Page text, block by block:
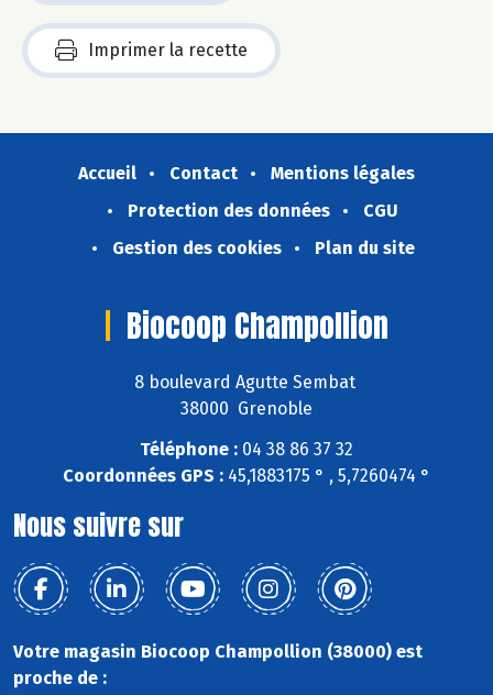
Imprimer la recette
Accueil Contact
Mentions légales
Protection des données
CGU
Gestion des cookies
Plan du site
Biocoop Champollion
8 boulevard Agutte Sembat
38000 Grenoble
Téléphone : 04 38 86 37 32
Coordonnées GPS : 45,1883175 ° , 5,7260474 °
Nous suivre sur
Votre magasin Biocoop Champollion (38000) est
proche de :